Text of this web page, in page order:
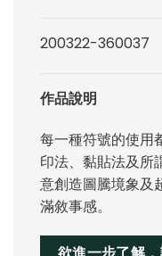
200322-360037
作品說明
每一種符號的使用
印法、黏貼法及所
意創造圖騰境象及
滿敘事感。